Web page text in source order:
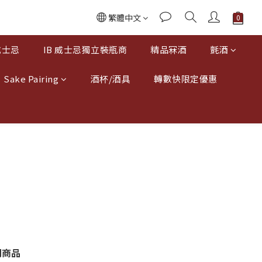
繁體中文
忌 IB 威士忌獨立裝瓶商 精品冧酒 氈酒
Sake Pairing 酒杯/酒具 轉數快限定優惠
品